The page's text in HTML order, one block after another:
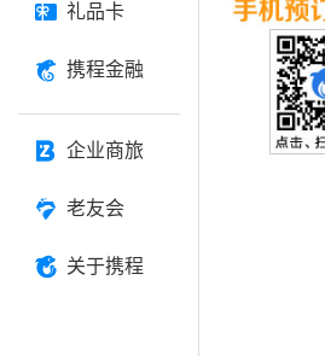
礼品卡
携程金融
企业商旅
老友会
关于携程